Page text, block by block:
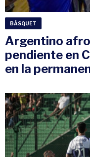
BÁSQUET
Argentino
pendiente en
en la